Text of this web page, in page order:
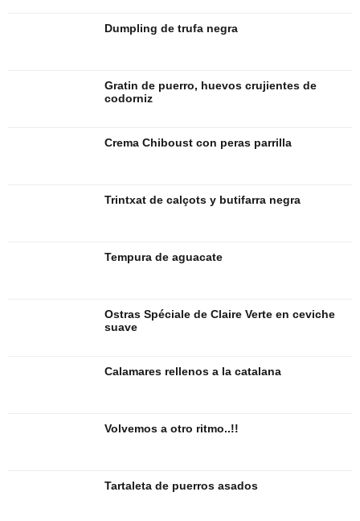
Dumpling de trufa negra
Gratin de puerro, huevos crujientes de
codorniz
Crema Chiboust con peras parrilla
Trintxat de calçots y butifarra negra
Tempura de aguacate
Ostras Spéciale de Claire Verte en ceviche
suave
Calamares rellenos a la catalana
Volvemos a otro ritmo..!!
Tartaleta de puerros asados